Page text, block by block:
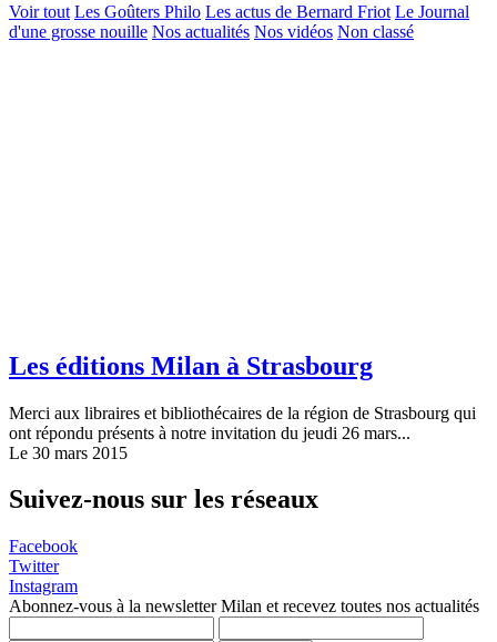
Voir tout Les Goûters Philo Les actus de Bernard Friot Le Journal
d'une grosse nouille Nos actualités Nos vidéos Non classé
Les éditions Milan à Strasbourg
Merci aux libraires et bibliothécaires de la région de Strasbourg qui
ont répondu présents à notre invitation du jeudi 26 mars...
Le 30 mars 2015
Suivez-nous sur les réseaux
Facebook
Twitter
Instagram
Abonnez-vous à la newsletter Milan et recevez toutes nos actualités